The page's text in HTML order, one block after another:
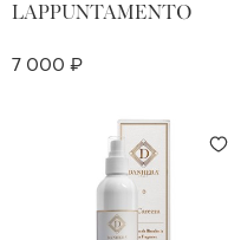
LAPPUNTAMENTO
7 000 ₽